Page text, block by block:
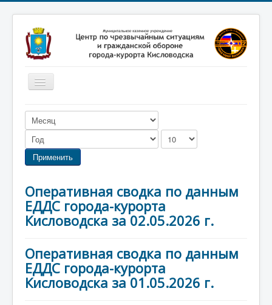
Включить/
выключить
Главная
Новости
Законодательство
Профилактика терроризма
Фотоматериалы
Применить
Оперативная сводка по данным
ЕДДС города-курорта
Кисловодска за 02.05.2026 г.
Оперативная сводка по данным
ЕДДС города-курорта
Кисловодска за 01.05.2026 г.